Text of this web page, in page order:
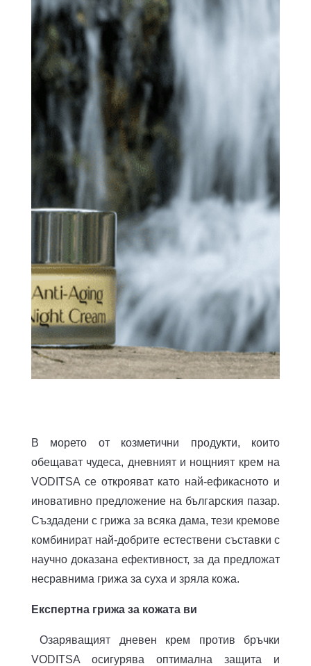
В морето от козметични продукти, които
обещават чудеса, дневният и нощният крем на
VODITSA се открояват като най-ефикасното и
иновативно предложение на българския пазар.
Създадени с грижа за всяка дама, тези кремове
комбинират най-добрите естествени съставки с
научно доказана ефективност, за да предложат
несравнима грижа за суха и зряла кожа.
Експертна грижа за кожата ви
Озаряващият дневен крем против бръчки
VODITSA осигурява оптимална защита и